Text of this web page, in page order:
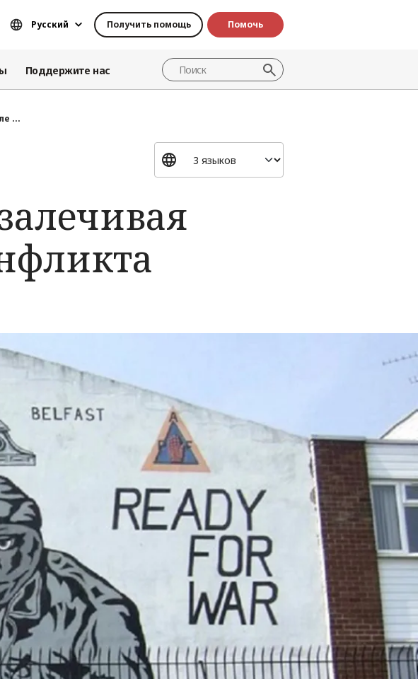
Русский Получить помощь Помочь
Поддержите нас
...